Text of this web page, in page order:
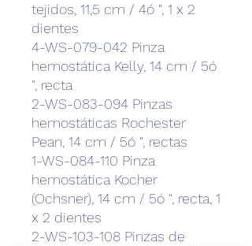
tejidos, 11,5 cm / 4ó ", 1 x 2
dientes
4-WS-079-042 Pinza
hemostática Kelly, 14 cm / 5ó
", recta
2-WS-083-094 Pinzas
hemostáticas Rochester
Pean, 14 cm / 5ó ", rectas
1-WS-084-110 Pinza
hemostática Kocher
(Ochsner), 14 cm / 5ó ", recta, 1
x 2 dientes
2-WS-103-108 Pinzas de